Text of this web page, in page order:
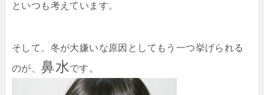
といつも考えています。
そして、冬が大嫌いな原因としてもう一つ挙げられる
のが、鼻水です。